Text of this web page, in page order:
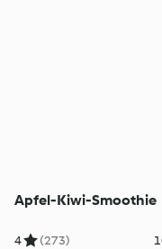
Apfel-Kiwi-Smoothie
4 (273)